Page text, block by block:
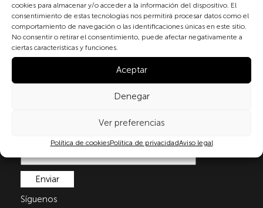
cookies para almacenar y/o acceder a la información del dispositivo. El
consentimiento de estas tecnologías nos permitirá procesar datos como el
comportamiento de navegación o las identificaciones únicas en este sitio.
No consentir o retirar el consentimiento, puede afectar negativamente a
ciertas características y funciones.
Aceptar
Denegar
Ver preferencias
Política de cookiesPolítica de privacidadAviso legal
Al marcar la casilla y enviar este formulario, usted
consiente expresamente el tratamiento de sus datos
personales conforme a la normativa vigente en
materia de protección de datos personales, en
Reglamento (UE) 2016/679 del Parlamento Europeo y
del Consejo de 27 de abril de 2016 (RGPD) y la Ley
Orgánica 3/2018, de 5 de diciembre, de Protección de
digitale(LOPDGDD). Para más información puede
Síguenos